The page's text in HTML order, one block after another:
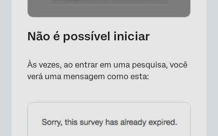
Não é possível iniciar
Às vezes, ao entrar em uma pesquisa, você
verá uma mensagem como esta: